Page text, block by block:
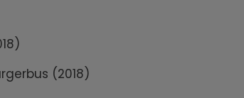
(2018)